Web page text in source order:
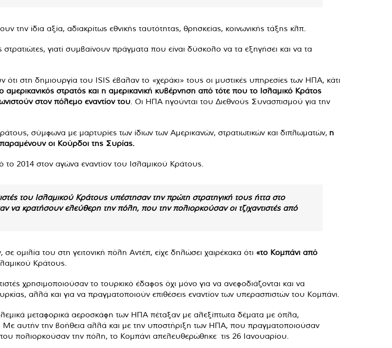
ίδια αξία, αδιακρίτως εθνικής ταυτότητας, θρησκείας, κοινωνικής τάξης κλπ.
γιατί συμβαίνουν πράγματα που είναι δύσκολο να τα εξηγήσει και να τα
στη δημιουργία του ISIS έβαλαν το «χεράκι» τους οι μυστικές υπηρεσίες των ΗΠΑ, κάτι
ο αμερικανικός στρατός και η αμερικανική κυβέρνηση από τότε που το Ισλαμικό Κράτος
στον πόλεμο εναντίον του . Οι ΗΠΑ ηγούνται του Διεθνούς Συνασπισμού για την
σύμφωνα με μαρτυρίες των ίδιων των Αμερικανών, στρατιωτικών και διπλωματών, η
οι Κούρδοι της Συρίας.
2014 στον αγώνα εναντίον του Ισλαμικού Κράτους.
του Ισλαμικού Κράτους υπέστησαν την πρώτη στρατηγική τους ήττα στο
να κρατήσουν ελεύθερη την πόλη, που την πολιορκούσαν οι τζιχαντιστές από
ομιλία του στη γειτονική πόλη Αντέπ, είχε δηλώσει χαιρέκακα ότι «το Κομπάνι από
Κράτους.
χρησιμοποιούσαν το τουρκικό έδαφος όχι μόνο για να ανεφοδιάζονται και να
αλλά και για να πραγματοποιούν επιθέσεις εναντίον των υπερασπιστών του Κομπάνι.
μεταφορικά αεροσκάφη των ΗΠΑ πέταξαν με αλεξίπτωτα δέματα με όπλα,
Με αυτήν την βοήθεια αλλά και με την υποστήριξη των ΗΠΑ, που πραγματοποιούσαν
πολιορκούσαν την πόλη, το Κομπάνι απελευθερώθηκε τις 26 Ιανουαρίου.